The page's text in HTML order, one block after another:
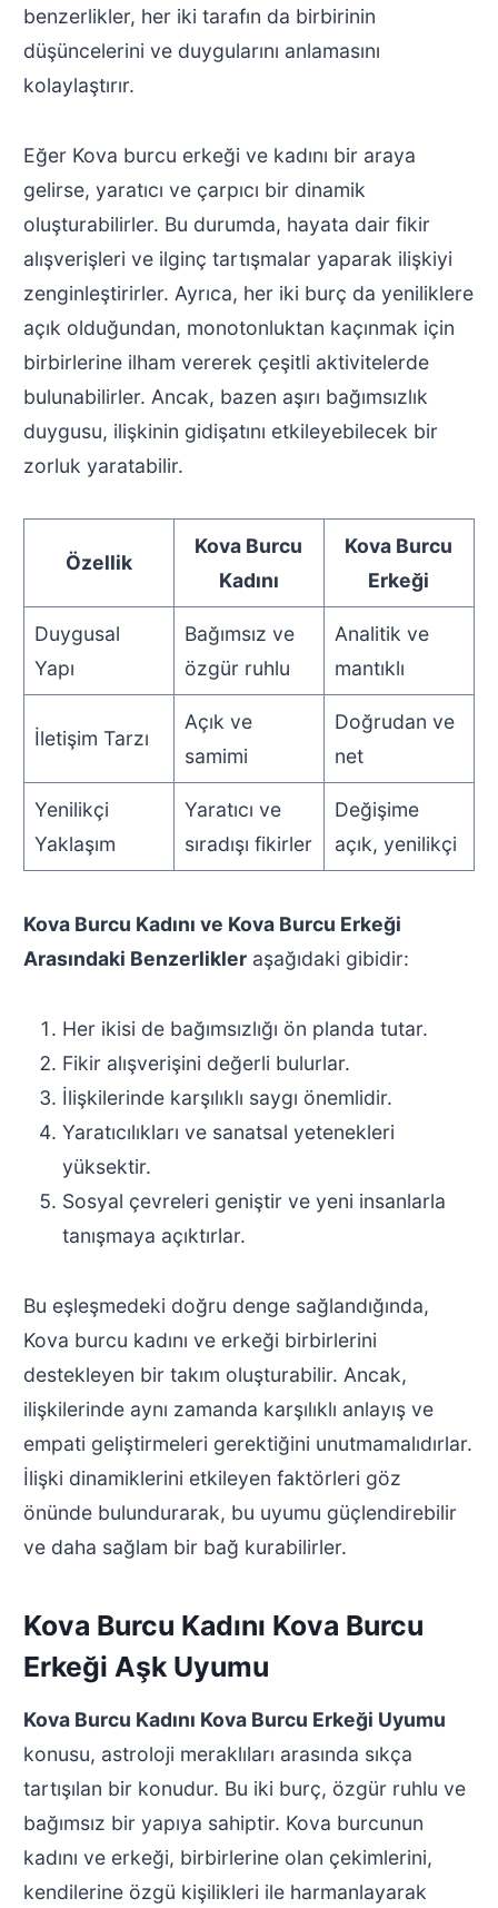
benzerlikler, her iki tarafın da birbirinin
düşüncelerini ve duygularını anlamasını
kolaylaştırır.
Eğer Kova burcu erkeği ve kadını bir araya
gelirse, yaratıcı ve çarpıcı bir dinamik
oluşturabilirler. Bu durumda, hayata dair fikir
alışverişleri ve ilginç tartışmalar yaparak ilişkiyi
zenginleştirirler. Ayrıca, her iki burç da yeniliklere
açık olduğundan, monotonluktan kaçınmak için
birbirlerine ilham vererek çeşitli aktivitelerde
bulunabilirler. Ancak, bazen aşırı bağımsızlık
duygusu, ilişkinin gidişatını etkileyebilecek bir
zorluk yaratabilir.
Özellik
Kova Burcu
Kadını
Kova Burcu
Erkeği
Duygusal
Yapı
Bağımsız ve
özgür ruhlu
Analitik ve
mantıklı
İletişim Tarzı
Açık ve
samimi
Doğrudan ve
net
Yenilikçi
Yaklaşım
Yaratıcı ve
sıradışı fikirler
Değişime
açık, yenilikçi
Kova Burcu Kadını ve Kova Burcu Erkeği
Arasındaki Benzerlikleraşağıdaki gibidir:
Her ikisi de bağımsızlığı ön planda tutar.
Fikir alışverişini değerli bulurlar.
İlişkilerinde karşılıklı saygı önemlidir.
Yaratıcılıkları ve sanatsal yetenekleri
yüksektir.
Sosyal çevreleri geniştir ve yeni insanlarla
tanışmaya açıktırlar.
Bu eşleşmedeki doğru denge sağlandığında,
Kova burcu kadını ve erkeği birbirlerini
destekleyen bir takım oluşturabilir. Ancak,
ilişkilerinde aynı zamanda karşılıklı anlayış ve
empati geliştirmeleri gerektiğini unutmamalıdırlar.
İlişki dinamiklerini etkileyen faktörleri göz
önünde bulundurarak, bu uyumu güçlendirebilir
ve daha sağlam bir bağ kurabilirler.
Kova Burcu Kadını Kova Burcu
Erkeği Aşk Uyumu
Kova Burcu Kadını Kova Burcu Erkeği Uyumu
konusu, astroloji meraklıları arasında sıkça
tartışılan bir konudur. Bu iki burç, özgür ruhlu ve
bağımsız bir yapıya sahiptir. Kova burcunun
kadını ve erkeği, birbirlerine olan çekimlerini,
kendilerine özgü kişilikleri ile harmanlayarak